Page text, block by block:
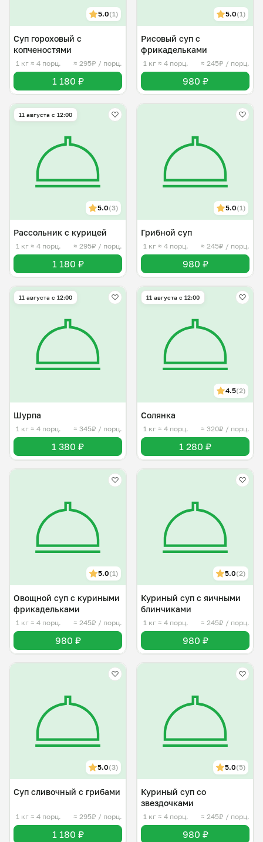
5.0(1)
Суп гороховый с
копченостями
1 кг ≈ 4 порц. ≈ 295₽ / порц.
1 180 ₽
5.0(1)
Рисовый суп с
фрикадельками
1 кг ≈ 4 порц. ≈ 245₽ / порц.
980 ₽
11 августа с 12:00
5.0(3)
Рассольник с курицей
1 кг ≈ 4 порц. ≈ 295₽ / порц.
1 180 ₽
5.0(1)
Грибной суп
1 кг ≈ 4 порц. ≈ 245₽ / порц.
980 ₽
11 августа с 12:00
Шурпа
1 кг ≈ 4 порц. ≈ 345₽ / порц.
1 380 ₽
11 августа с 12:00
4.5(2)
Солянка
1 кг ≈ 4 порц. ≈ 320₽ / порц.
1 280 ₽
5.0(1)
Овощной суп с куриными
фрикадельками
1 кг ≈ 4 порц. ≈ 245₽ / порц.
980 ₽
5.0(2)
Куриный суп с яичными
блинчиками
1 кг ≈ 4 порц. ≈ 245₽ / порц.
980 ₽
5.0(3)
Суп сливочный с грибами
1 кг ≈ 4 порц. ≈ 295₽ / порц.
1 180 ₽
5.0(5)
Куриный суп со
звездочками
1 кг ≈ 4 порц. ≈ 245₽ / порц.
980 ₽